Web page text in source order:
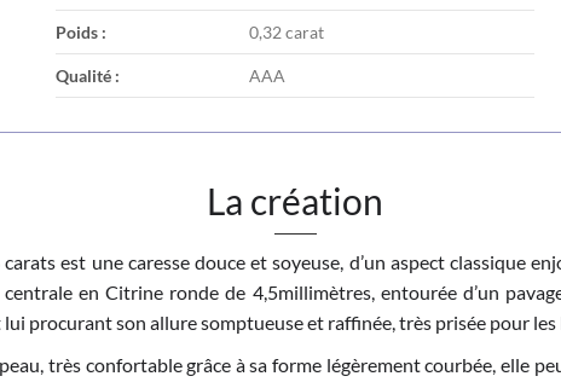
Poids : 0,32 carat
Qualité : AAA
La création
est une caresse douce et soyeuse, d’un aspect classique
centrale en Citrine ronde de 4,5millimètres, entourée d’un
procurant son allure somptueuse et raffinée, très prisée pour les
très confortable grâce à sa forme légèrement courbée, elle